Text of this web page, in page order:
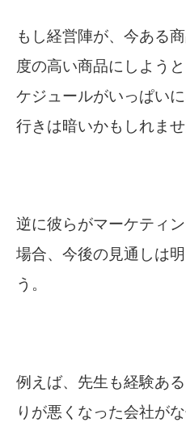
もし経営陣が、今ある
度の高い商品にしよう
ケジュールがいっぱい
行きは暗いかもしれませ
逆に彼らがマーケティ
場合、今後の見通しは
う。
例えば、先生も経験あ
りが悪くなった会社が